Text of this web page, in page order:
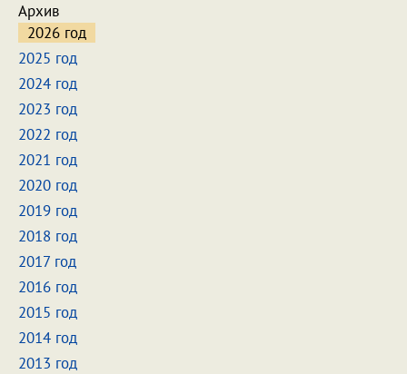
Архив
2026 год
2025 год
2024 год
2023 год
2022 год
2021 год
2020 год
2019 год
2018 год
2017 год
2016 год
2015 год
2014 год
2013 год